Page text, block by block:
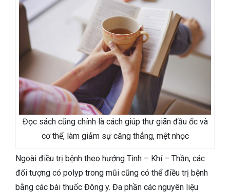
Đọc sách cũng chính là cách giúp thư giãn đầu ốc và
cơ thể, làm giảm sự căng thẳng, mệt nhọc
Ngoài điều trị bệnh theo hướng Tinh – Khí – Thần, các
đối tượng có polyp trong mũi cũng có thể điều trị bệnh
bằng các bài thuốc Đông y. Đa phần các nguyên liệu